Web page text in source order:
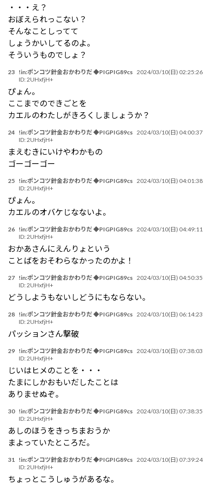
・・・え？
おぼえられっこない？
そんなことしってて
しょうかいしてるのよ。
そういうものでしょ？
23 !in:ポンコツ針金おかわりだ ◆PIGPIG89cs 2024/03/10(日) 02:25:26
ID:2UHxfjH+
ぴょん。
ここまでのできごとを
カエルのわたしがきろくしましょうか？
24 !in:ポンコツ針金おかわりだ ◆PIGPIG89cs 2024/03/10(日) 04:00:37
ID:2UHxfjH+
まえむきにいけやわかもの
ゴーゴーゴー
25 !in:ポンコツ針金おかわりだ ◆PIGPIG89cs 2024/03/10(日) 04:01:38
ID:2UHxfjH+
ぴょん。
カエルのオバケじなないよ。
26 !in:ポンコツ針金おかわりだ ◆PIGPIG89cs 2024/03/10(日) 04:49:11
ID:2UHxfjH+
おかあさんにえんりょという
ことばをおそわらなかったのかよ！
27 !in:ポンコツ針金おかわりだ ◆PIGPIG89cs 2024/03/10(日) 04:50:35
ID:2UHxfjH+
どうしようもないしどうにもならない。
28 !in:ポンコツ針金おかわりだ ◆PIGPIG89cs 2024/03/10(日) 06:14:23
ID:2UHxfjH+
パッションさん撃破
29 !in:ポンコツ針金おかわりだ ◆PIGPIG89cs 2024/03/10(日) 07:38:03
ID:2UHxfjH+
じいはヒメのことを・・・
たまにしかおもいだしたことは
ありませぬぞ。
30 !in:ポンコツ針金おかわりだ ◆PIGPIG89cs 2024/03/10(日) 07:38:35
ID:2UHxfjH+
あしのほうをきっちまおうか
まよっていたところだ。
31 !in:ポンコツ針金おかわりだ ◆PIGPIG89cs 2024/03/10(日) 07:39:24
ID:2UHxfjH+
ちょっとこうしゅうがあるな。